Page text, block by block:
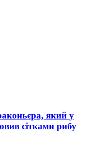
який у
сітками рибу